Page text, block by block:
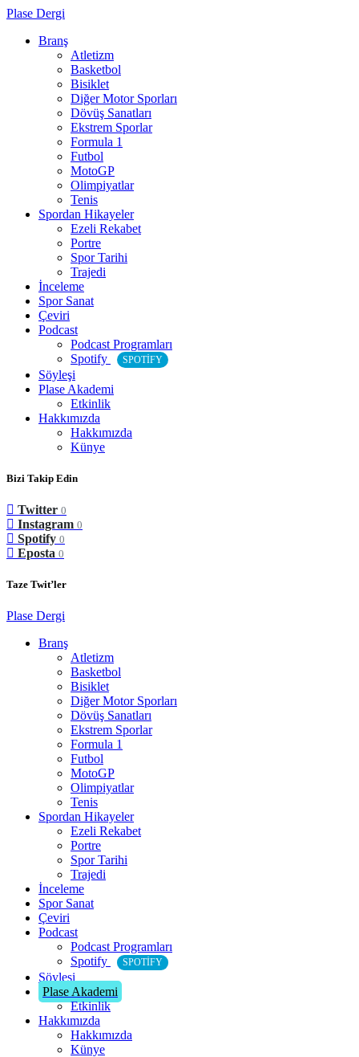
Plase Dergi
Branş
Atletizm
Basketbol
Bisiklet
Diğer Motor Sporları
Dövüş Sanatları
Ekstrem Sporlar
Formula 1
Futbol
MotoGP
Olimpiyatlar
Tenis
Spordan Hikayeler
Ezeli Rekabet
Portre
Spor Tarihi
Trajedi
İnceleme
Spor Sanat
Çeviri
Podcast
Podcast Programları
Spotify
SPOTIFY
Söyleşi
Plase Akademi
Etkinlik
Hakkımızda
Hakkımızda
Künye
Bizi Takip Edin
Twitter 0
Instagram 0
Spotify 0
Eposta 0
Taze Twit’ler
Plase Dergi
Branş
Atletizm
Basketbol
Bisiklet
Diğer Motor Sporları
Dövüş Sanatları
Ekstrem Sporlar
Formula 1
Futbol
MotoGP
Olimpiyatlar
Tenis
Spordan Hikayeler
Ezeli Rekabet
Portre
Spor Tarihi
Trajedi
İnceleme
Spor Sanat
Çeviri
Podcast
Podcast Programları
Spotify
SPOTIFY
Söyleşi
Plase Akademi
Etkinlik
Hakkımızda
Hakkımızda
Künye